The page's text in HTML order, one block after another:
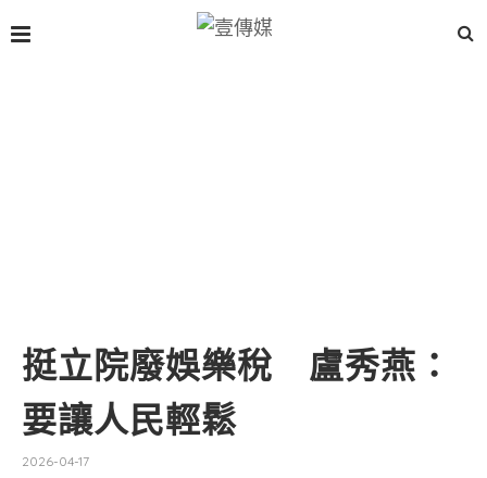
挺立院廢娛樂稅 盧秀燕：
要讓人民輕鬆
2026-04-17